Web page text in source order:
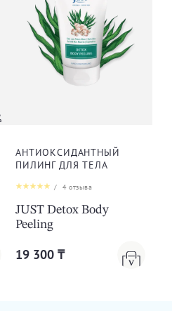
АНТИОКСИДАНТНЫЙ
ПИЛИНГ ДЛЯ ТЕЛА
/ 4отзыва
JUST Detox Body
Peeling
19 300 ₸